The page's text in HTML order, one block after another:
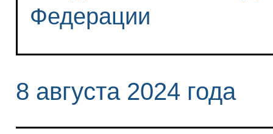
Федерации
8 августа 2024 года